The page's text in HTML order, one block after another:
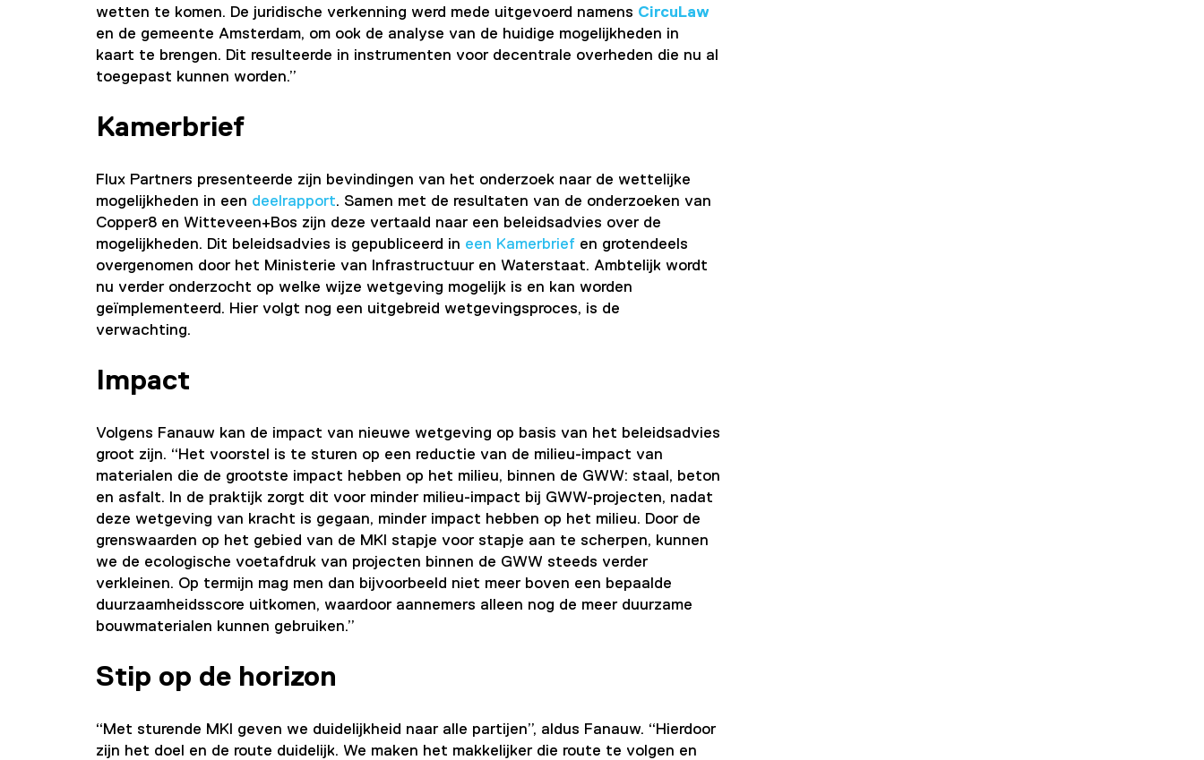
wetten te komen. De juridische verkenning werd mede uitgevoerd namens CircuLaw
en de gemeente Amsterdam, om ook de analyse van de huidige mogelijkheden in
kaart te brengen. Dit resulteerde in instrumenten voor decentrale overheden die nu al
toegepast kunnen worden.”
Kamerbrief
Flux Partners presenteerde zijn bevindingen van het onderzoek naar de wettelijke
mogelijkheden in een deelrapport. Samen met de resultaten van de onderzoeken van
Copper8 en Witteveen+Bos zijn deze vertaald naar een beleidsadvies over de
mogelijkheden. Dit beleidsadvies is gepubliceerd in een Kamerbrief en grotendeels
overgenomen door het Ministerie van Infrastructuur en Waterstaat. Ambtelijk wordt
nu verder onderzocht op welke wijze wetgeving mogelijk is en kan worden
geïmplementeerd. Hier volgt nog een uitgebreid wetgevingsproces, is de
verwachting.
Impact
Volgens Fanauw kan de impact van nieuwe wetgeving op basis van het beleidsadvies
groot zijn. “Het voorstel is te sturen op een reductie van de milieu-impact van
materialen die de grootste impact hebben op het milieu, binnen de GWW: staal, beton
en asfalt. In de praktijk zorgt dit voor minder milieu-impact bij GWW-projecten, nadat
deze wetgeving van kracht is gegaan, minder impact hebben op het milieu. Door de
grenswaarden op het gebied van de MKI stapje voor stapje aan te scherpen, kunnen
we de ecologische voetafdruk van projecten binnen de GWW steeds verder
verkleinen. Op termijn mag men dan bijvoorbeeld niet meer boven een bepaalde
duurzaamheidsscore uitkomen, waardoor aannemers alleen nog de meer duurzame
bouwmaterialen kunnen gebruiken.”
Stip op de horizon
“Met sturende MKI geven we duidelijkheid naar alle partijen”, aldus Fanauw. “Hierdoor
zijn het doel en de route duidelijk. We maken het makkelijker die route te volgen en